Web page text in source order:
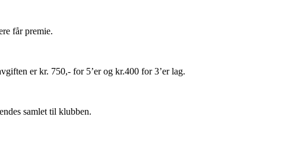
får premie.
er kr. 750,- for 5’er og kr.400 for 3’er lag.
samlet til klubben.